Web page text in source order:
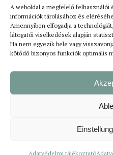
A weboldal a megfelelő felhasználói
információk tárolásához és
Amennyiben elfogadja a
látogatói viselkedések alapján
Ha nem egyezik bele vagy
kötődő bizonyos funkciók optimális
Adatvédelmi tájékoztató
Korábbi
© Szerzői jog Rolunk | Végrehajtás